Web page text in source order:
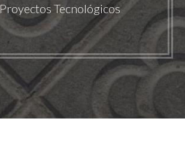
Proyectos Tecnológicos